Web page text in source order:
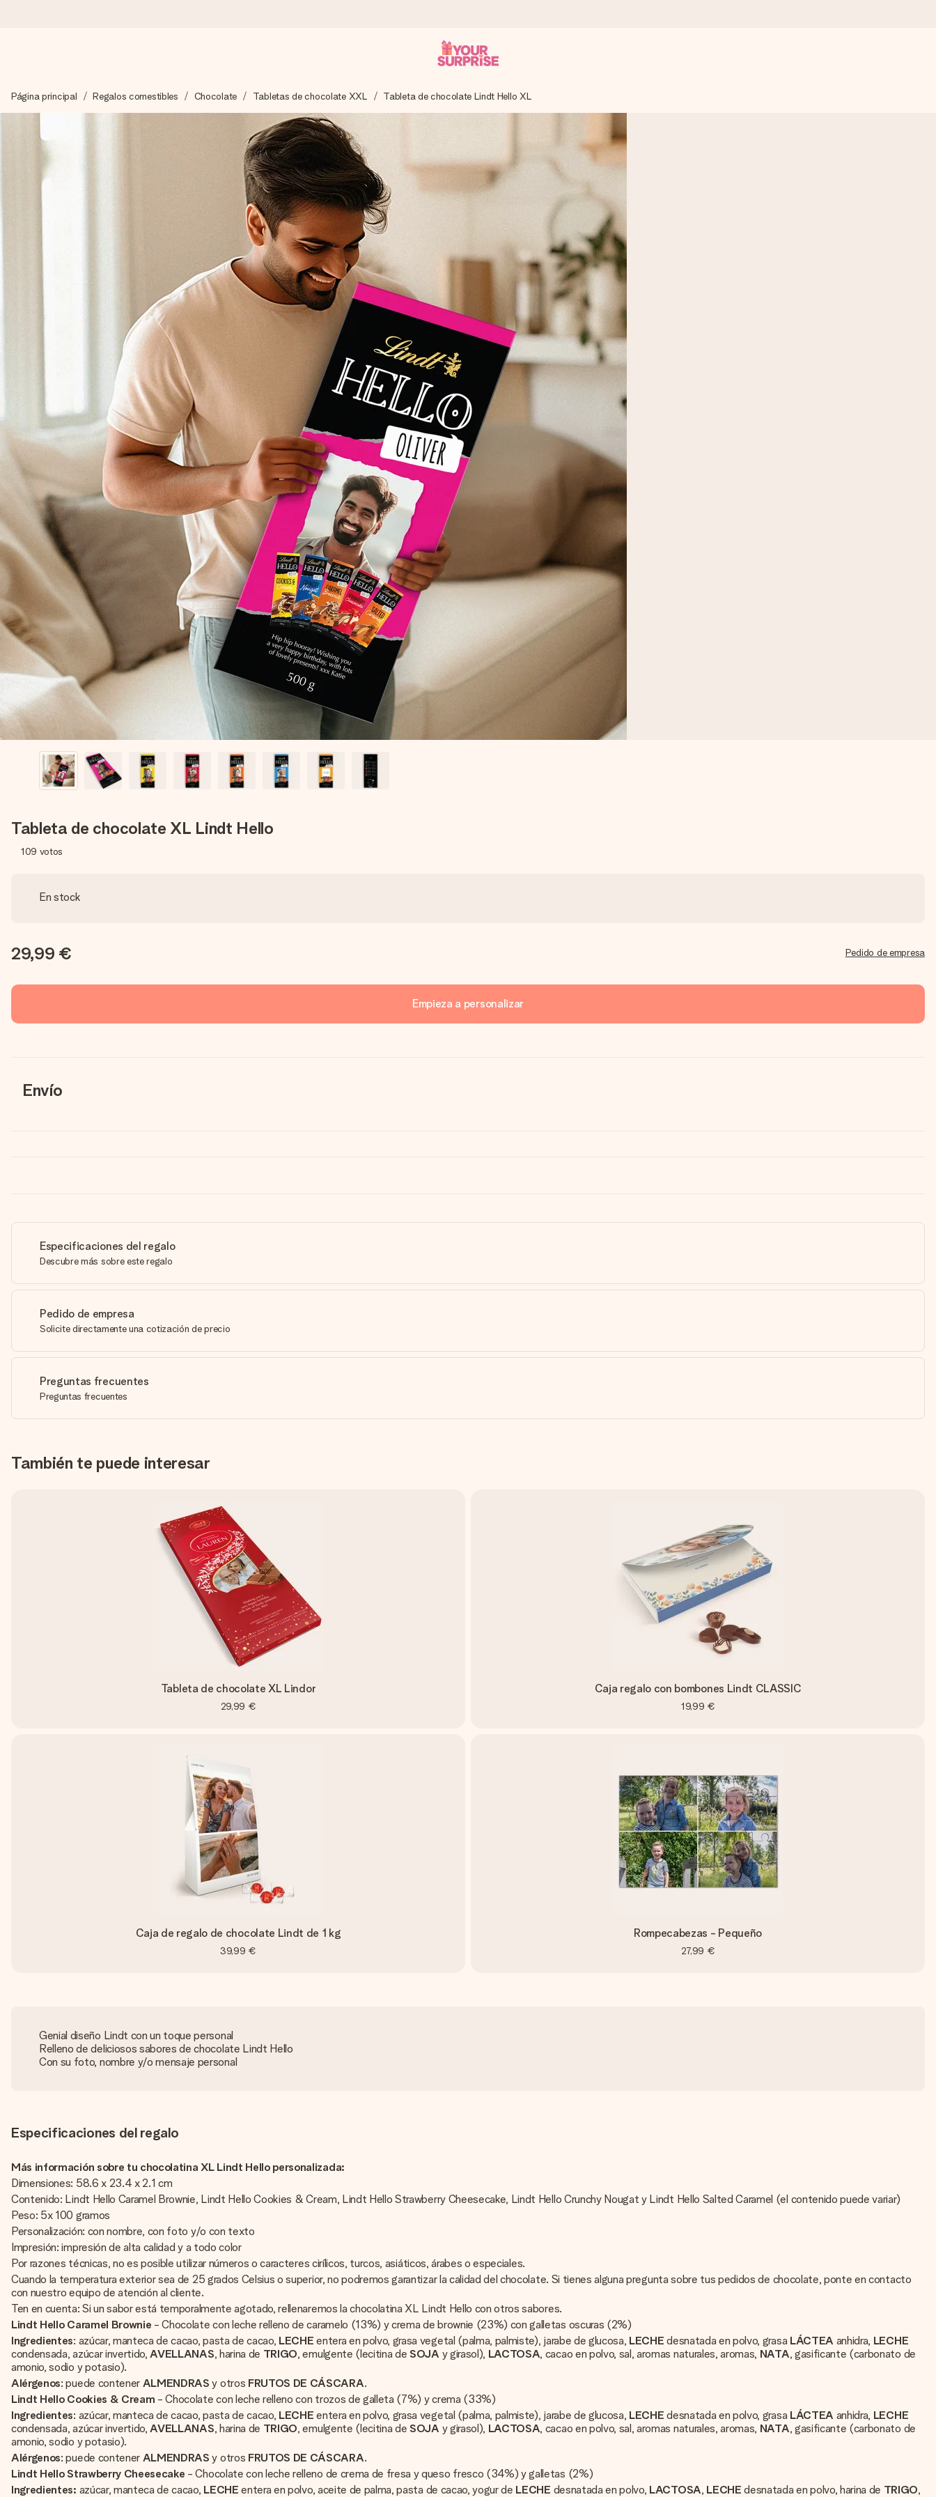
Preparamos tu regalo con cuidado y lo enviamos al vuelo, para que lo entregues en el momento perfecto, cuando más importa.
Nuestros regalos inspiran. Los clientes nos dan un 4,5 en Google Reviews.
Crea algo único en pocos pasos – con su nombre, tu foto o un mensaje que llegue al corazón. Sin complicaciones, solo todo el amor para el
Página principal Regalos comestibles Chocolate Tabletas de chocolate XXL Tableta de chocolate Lindt Hello XL
Tableta de chocolate XL Lindt Hello
109 votos
En stock
29,99 € Pedido de empresa
Empieza a personalizar
Envío
Especificaciones del regalo
Descubre más sobre este regalo
Pedido de empresa
Solicite directamente una cotización de precio
Preguntas frecuentes
Preguntas frecuentes
También te puede interesar
Tableta de chocolate XL Lindor
29,99 €
Caja regalo con bombones Lindt CLASSIC
19,99 €
Caja de regalo de chocolate Lindt de 1 kg
39,99 €
Rompecabezas - Pequeño
27,99 €
Genial diseño Lindt con un toque personal
Relleno de deliciosos sabores de chocolate Lindt Hello
Con su foto, nombre y/o mensaje personal
Especificaciones del regalo
Más información sobre tu chocolatina XL Lindt Hello personalizada:
Dimensiones: 58.6 x 23.4 x 2.1 cm
Contenido: Lindt Hello Caramel Brownie, Lindt Hello Cookies & Cream, Lindt Hello Strawberry Cheesecake, Lindt Hello Crunchy Nougat y Lindt Hello Salted Caramel (el contenido puede variar)
Peso: 5x 100 gramos
Personalización: con nombre, con foto y/o con texto
Impresión: impresión de alta calidad y a todo color
Por razones técnicas, no es posible utilizar números o caracteres cirílicos, turcos, asiáticos, árabes o especiales.
Cuando la temperatura exterior sea de 25 grados Celsius o superior, no podremos garantizar la calidad del chocolate. Si tienes alguna pregunta sobre tus pedidos de chocolate, ponte en contacto
con nuestro equipo de atención al cliente.
Ten en cuenta: Si un sabor está temporalmente agotado, rellenaremos la chocolatina XL Lindt Hello con otros sabores.
Lindt Hello Caramel Brownie - Chocolate con leche relleno de caramelo (13%) y crema de brownie (23%) con galletas oscuras (2%)
Ingredientes: azúcar, manteca de cacao, pasta de cacao, LECHE entera en polvo, grasa vegetal (palma, palmiste), jarabe de glucosa, LECHE desnatada en polvo, grasa LÁCTEA anhidra, LECHE
condensada, azúcar invertido,AVELLANAS, harina de TRIGO, emulgente (lecitina deSOJA y girasol), LACTOSA, cacao en polvo, sal, aromas naturales, aromas, NATA, gasificante (carbonato de
amonio, sodio y potasio).
Alérgenos: puede contener ALMENDRAS y otros FRUTOS DE CÁSCARA.
Lindt Hello Cookies & Cream - Chocolate con leche relleno con trozos de galleta (7%) y crema (33%)
Ingredientes: azúcar, manteca de cacao, pasta de cacao, LECHE entera en polvo, grasa vegetal (palma, palmiste), jarabe de glucosa, LECHE desnatada en polvo, grasa LÁCTEA anhidra, LECHE
condensada, azúcar invertido,AVELLANAS, harina de TRIGO, emulgente (lecitina deSOJA y girasol), LACTOSA, cacao en polvo, sal, aromas naturales, aromas, NATA, gasificante (carbonato de
amonio, sodio y potasio).
Alérgenos: puede contener ALMENDRAS y otros FRUTOS DE CÁSCARA.
Lindt Hello Strawberry Cheesecake - Chocolate con leche relleno de crema de fresa y queso fresco (34%) y galletas (2%)
Ingredientes: azúcar, manteca de cacao, LECHE entera en polvo, aceite de palma, pasta de cacao, yogur de LECHE desnatada en polvo, LACTOSA, LECHE desnatada en polvo, harina de TRIGO,